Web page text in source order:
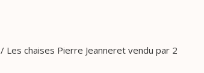
/ Les chaises Pierre Jeanneret vendu par 2